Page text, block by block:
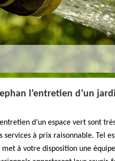
l’entretien d’un
d’un espace vert sont
services à prix raisonnable. Tel
met à votre disposition une